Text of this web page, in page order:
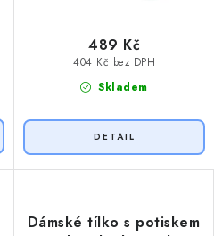
Skladem
404 Kč bez DPH
489 Kč
Dámské tílko s potiskem